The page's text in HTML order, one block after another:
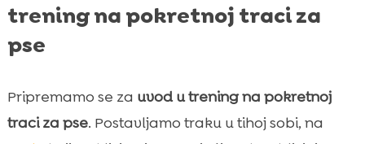
trening na pokretnoj traci za
pse
Pripremamo se za uvod u trening na pokretnoj
traci za pse. Postavljamo traku u tihoj sobi, na